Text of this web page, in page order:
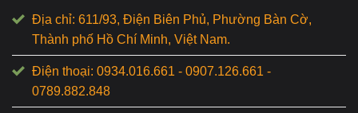
Địa chỉ: 611/93, Điện Biên Phủ, Phường Bàn Cờ,
Thành phố Hồ Chí Minh, Việt Nam.
Điện thoại: 0934.016.661 - 0907.126.661 -
0789.882.848